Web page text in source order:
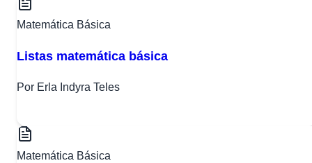
Matemática Básica
Listas matemática básica
Por Erla Indyra Teles
Matemática Básica